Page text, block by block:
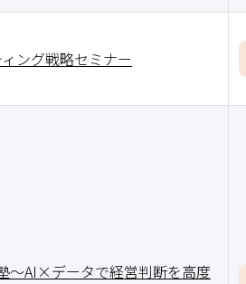
ング戦略セミナー
～AI×データで経営判断を高度